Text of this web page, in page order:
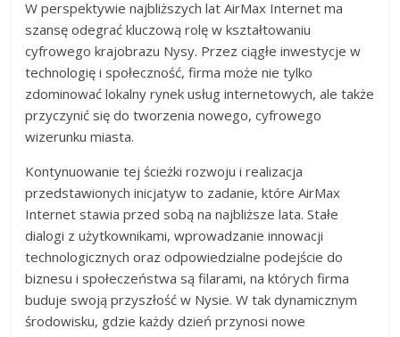
W perspektywie najbliższych lat AirMax Internet ma
szansę odegrać kluczową rolę w kształtowaniu
cyfrowego krajobrazu Nysy. Przez ciągłe inwestycje w
technologię i społeczność, firma może nie tylko
zdominować lokalny rynek usług internetowych, ale także
przyczynić się do tworzenia nowego, cyfrowego
wizerunku miasta.
Kontynuowanie tej ścieżki rozwoju i realizacja
przedstawionych inicjatyw to zadanie, które AirMax
Internet stawia przed sobą na najbliższe lata. Stałe
dialogi z użytkownikami, wprowadzanie innowacji
technologicznych oraz odpowiedzialne podejście do
biznesu i społeczeństwa są filarami, na których firma
buduje swoją przyszłość w Nysie. W tak dynamicznym
środowisku, gdzie każdy dzień przynosi nowe